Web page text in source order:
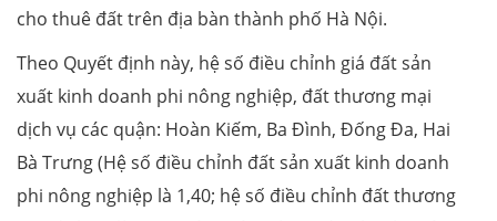
cho thuê đất trên địa bàn thành phố Hà Nội.
Theo Quyết định này, hệ số điều chỉnh giá đất sản
xuất kinh doanh phi nông nghiệp, đất thương mại
dịch vụ các quận: Hoàn Kiếm, Ba Đình, Đống Đa, Hai
Bà Trưng (Hệ số điều chỉnh đất sản xuất kinh doanh
phi nông nghiệp là 1,40; hệ số điều chỉnh đất thương